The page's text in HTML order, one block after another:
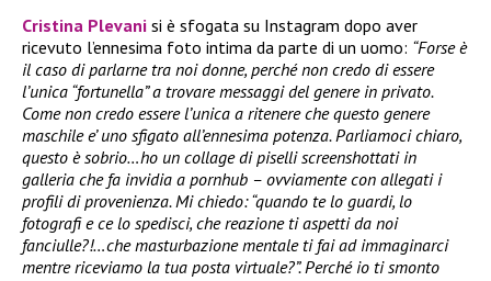
Cristina Plevani si è sfogata su Instagram dopo aver
ricevuto l’ennesima foto intima da parte di un uomo: “Forse è
il caso di parlarne tra noi donne, perché non credo di essere
l’unica “fortunella” a trovare messaggi del genere in privato.
Come non credo essere l’unica a ritenere che questo genere
maschile e’ uno sfigato all’ennesima potenza. Parliamoci chiaro,
questo è sobrio…ho un collage di piselli screenshottati in
galleria che fa invidia a pornhub – ovviamente con allegati i
profili di provenienza. Mi chiedo: “quando te lo guardi, lo
fotografi e ce lo spedisci, che reazione ti aspetti da noi
fanciulle?!…che masturbazione mentale ti fai ad immaginarci
mentre riceviamo la tua posta virtuale?”. Perché io ti smonto